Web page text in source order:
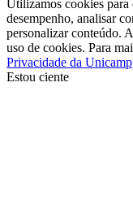
Utilizamos cookies
desempenho, analisar
personalizar conteúdo.
uso de cookies. Para
Privacidade da Unicamp
Estou ciente